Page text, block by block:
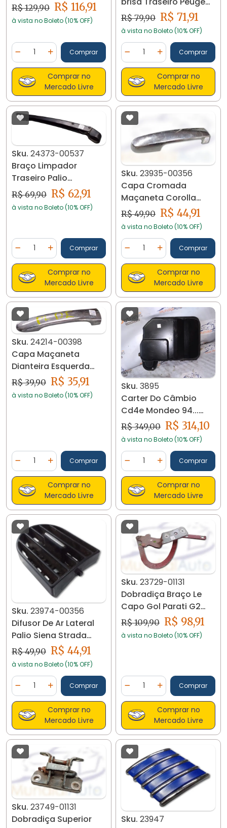
2004 24374
R$ 129,90 R$ 116,91
à vista no Boleto (10% OFF)
Diminuir Quantidade
Quantidade
Adicionar Quantidade
Comprar
Comprar no
Mercado Livre
206 24370
R$ 79,90 R$ 71,91
à vista no Boleto (10% OFF)
Diminuir Quantidade
Quantidade
AdicionarComprar
Comprar no
Mercado Livre
Sku. 24373-00537
Braço Limpador
Traseiro Palio
1996/2016 24373
R$ 69,90 R$ 62,91
à vista no Boleto (10% OFF)
Diminuir Quantidade
Quantidade
Adicionar Quantidade
Comprar
Comprar no
Mercado Livre
Sku. 23935-00356
Capa Cromada
Maçaneta Corolla
2003 A 2008 23935
R$ 49,90 R$ 44,91
à vista no Boleto (10% OFF)
Diminuir Quantidade
Quantidade
AdicionarComprar
Comprar no
Mercado Livre
Sku. 24214-00398
Capa Maçaneta
Dianteira Esquerda
Palio 05 Até 11 Fire
24214
R$ 39,90 R$ 35,91
à vista no Boleto (10% OFF)
Diminuir Quantidade
Quantidade
Adicionar Quantidade
Comprar
Comprar no
Mercado Livre
Sku. 3895
Carter Do Câmbio
Cd4e Mondeo 94...
3895
R$ 349,00 R$ 314,10
à vista no Boleto (10% OFF)
Diminuir Quantidade
Quantidade
AdicionarComprar
Comprar no
Mercado Livre
Sku. 23974-00356
Difusor De Ar Lateral
Palio Siena Strada
2013/... 23974
R$ 49,90 R$ 44,91
à vista no Boleto (10% OFF)
Diminuir Quantidade
Quantidade
Adicionar Quantidade
Comprar
Comprar no
Mercado Livre
Sku. 23729-01131
Dobradiça Braço Le
Capo Gol Parati G2
Bola 94 A 99 23729
R$ 109,90 R$ 98,91
à vista no Boleto (10% OFF)
Diminuir Quantidade
Quantidade
AdicionarComprar
Comprar no
Mercado Livre
Sku. 23749-01131
Dobradiça Superior
Sku. 23947